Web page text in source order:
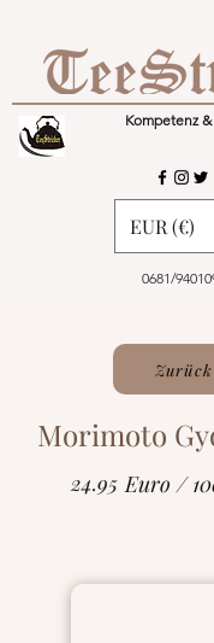
Kompetenz
0681/
EUR (€)
Zurück
Morimoto
24.95 Euro /